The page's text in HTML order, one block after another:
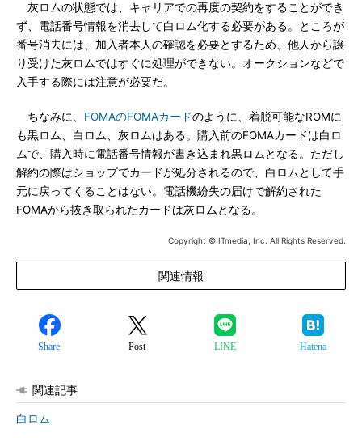
灰ロムの状態では、キャリアでの再度の契約をすることができ
ず、電話番号情報を消去して白ロム化する必要がある。ところが
番号消去には、加入者本人の確認を必要とするため、他人から譲
り受けた灰ロムではすぐに処理ができない。オークションなどで
入手する際には注意が必要だ。
ちなみに、 FOMAのFOMAカードのように、着脱可能なROMに
も黒ロム、白ロム、灰ロムはある。購入前のFOMAカードは白ロ
ムで、購入時に電話番号情報が書き込まれ黒ロムとなる。ただし
解約の際はショップでカードが処分されるので、白ロムとして手
元に戻ってくることはない。電話機紛失の届けで解約された
FOMAから抜き取られたカードは灰ロムとなる。
Copyright © ITmedia, Inc. All Rights Reserved.
関連情報
Share Post LINE Hatena
関連記事
白ロム